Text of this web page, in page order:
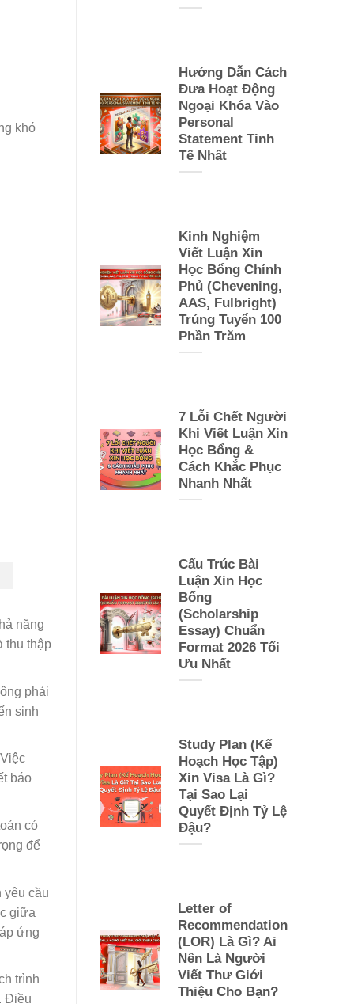
khó
năng
thu thập
phải
sinh
báo
có
để
yêu cầu
giữa
ứng
trình
Điều
Hướng Dẫn Cách
Đưa Hoạt Động
Ngoại Khóa Vào
Personal
Statement Tinh
Tế Nhất
Kinh Nghiệm
Viết Luận Xin
Học Bổng Chính
Phủ (Chevening,
AAS, Fulbright)
Trúng Tuyển 100
Phần Trăm
7 Lỗi Chết Người
Khi Viết Luận Xin
Học Bổng &
Cách Khắc Phục
Nhanh Nhất
Cấu Trúc Bài
Luận Xin Học
Bổng
(Scholarship
Essay) Chuẩn
Format 2026 Tối
Ưu Nhất
Study Plan (Kế
Hoạch Học Tập)
Xin Visa Là Gì?
Tại Sao Lại
Quyết Định Tỷ Lệ
Đậu?
Letter of
Recommendation
(LOR) Là Gì? Ai
Nên Là Người
Viết Thư Giới
Thiệu Cho Bạn?